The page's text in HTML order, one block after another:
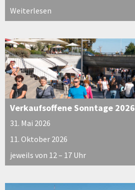
Weiterlesen
Verkaufsoffene Sonntage 2026
31. Mai 2026
11. Oktober 2026
jeweils von 12 – 17 Uhr